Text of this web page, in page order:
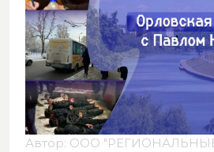
Автор: ООО